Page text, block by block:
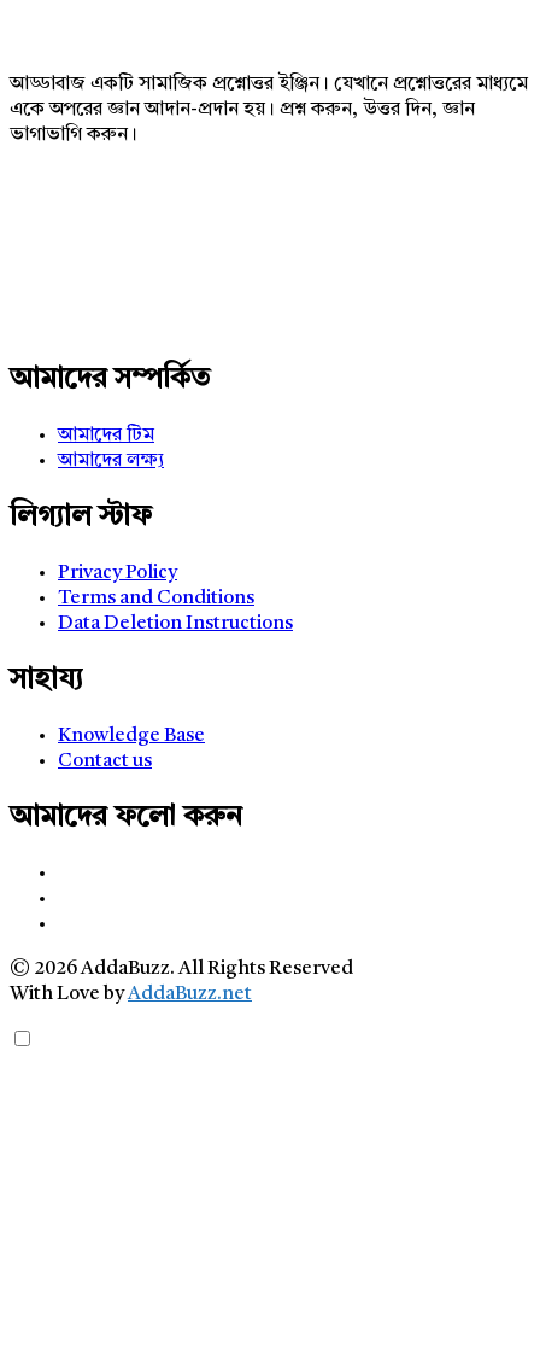
আড্ডাবাজ একটি সামাজিক প্রশ্নোত্তর ইঞ্জিন। যেখানে প্রশ্নোত্তরের মাধ্যমে
একে অপরের জ্ঞান আদান-প্রদান হয়। প্রশ্ন করুন, উত্তর দিন, জ্ঞান
ভাগাভাগি করুন।
আমাদের সম্পর্কিত
আমাদের টিম
আমাদের লক্ষ্য
লিগ্যাল স্টাফ
Privacy Policy
Terms and Conditions
Data Deletion Instructions
সাহায্য
Knowledge Base
Contact us
আমাদের ফলো করুন
© 2026 AddaBuzz. All Rights Reserved
With Love byAddaBuzz.net